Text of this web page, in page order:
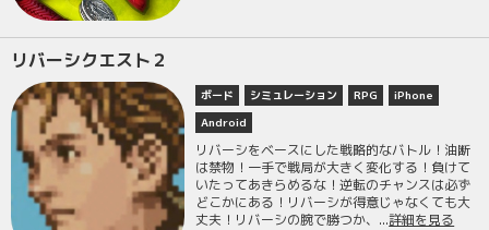
リバーシクエスト２
ボード シミュレーション RPG
iPhone
Android
リバーシをベースにした戦略的なバトル！油断
は禁物！一手で戦局が大きく変化する！負けて
いたってあきらめるな！逆転のチャンスは必ず
どこかにある！リバーシが得意じゃなくても大
丈夫！リバーシの腕で勝つか、...詳細を見る